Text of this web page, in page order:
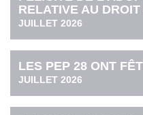
RELATIVE AU
JUILLET 2026
LES PEP 28 ONT
JUILLET 2026